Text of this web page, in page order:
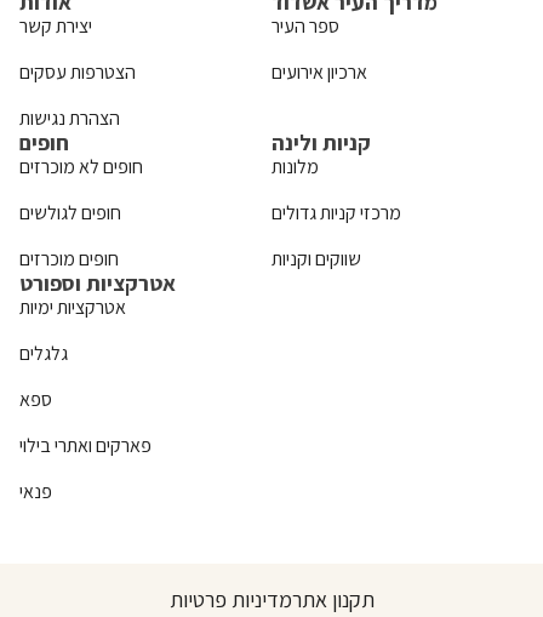
יצירת קשר
הצטרפות עסקים
הצהרת נגישות
ספר העיר
ארכיון אירועים
חופים
חופים לא מוכרזים
חופים לגולשים
חופים מוכרזים
קניות ולינה
מלונות
מרכזי קניות גדולים
שווקים וקניות
אטרקציות וספורט
אטרקציות ימיות
גלגלים
ספא
פארקים ואתרי בילוי
פנאי
מדיניות פרטיותתקנון אתר